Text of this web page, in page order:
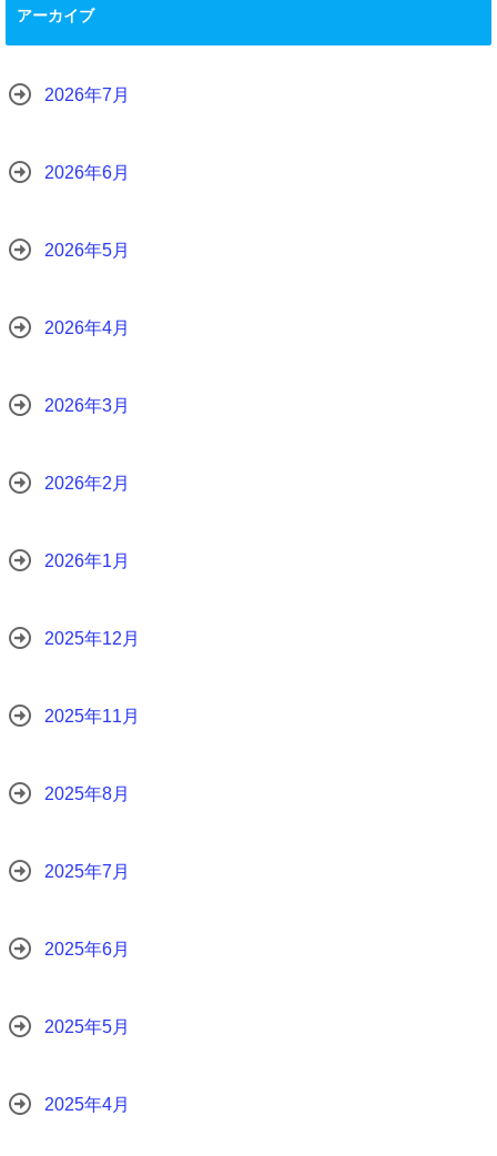
アーカイブ
2026年7月
2026年6月
2026年5月
2026年4月
2026年3月
2026年2月
2026年1月
2025年12月
2025年11月
2025年8月
2025年7月
2025年6月
2025年5月
2025年4月